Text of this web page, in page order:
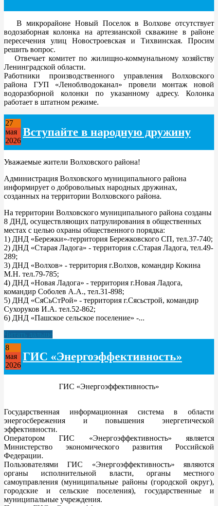
В микрорайоне Новый Поселок в Волхове отсутствует
водозаборная колонка на артезианской скважине в районе
пересечения улиц Новостроевская и Тихвинская. Просим
решить вопрос.
Отвечает комитет по жилищно-коммунальному хозяйству
Ленинградской области.
Работники производственного управления Волховского
района ГУП «Леноблводоканал» провели монтаж новой
водоразборной колонки по указанному адресу. Колонка
работает в штатном режиме.
27
мая
2026
Вступайте в народную дружину
Уважаемые жители Волховского района!
Администрация Волховского муниципального района
информирует о добровольных народных дружинах,
созданных на территории Волховского района.
На территории Волховского муниципального района созданы
8 ДНД, осуществляющих патрулирования в общественных
местах с целью охраны общественного порядка:
1) ДНД «Бережки»-территория Бережковского СП, тел.37-740;
2) ДНД «Старая Ладога» - территория с.Старая Ладога, тел.49-
289;
3) ДНД «Волхов» - территория г.Волхов, командир Кокина
М.Н. тел.79-785;
4) ДНД «Новая Ладога» - территория г.Новая Ладога,
командир Соболев А.А., тел.31-898;
5) ДНД «СяСьСтРой» - территория г.Сясьстрой, командир
Сухоруков И.А. тел.52-862;
6) ДНД «Пашское сельское поселение» -...
Читать дальше
8
мая
2026
ГИС «Энергоэффективность»
ГИС «Энергоэффективность»
Государственная информационная система в области
энергосбережения и повышения энергетической
эффективности.
Оператором ГИС «Энергоэффективность» является
Министерство экономического развития Российской
Федерации.
Пользователями ГИС «Энергоэффективность» являются
органы исполнительной власти, органы местного
самоуправления (муниципальные районы (городской округ),
городские и сельские поселения), государственные и
муниципальные учреждения.